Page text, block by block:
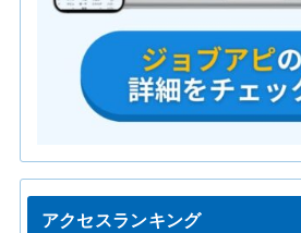
アクセスランキング